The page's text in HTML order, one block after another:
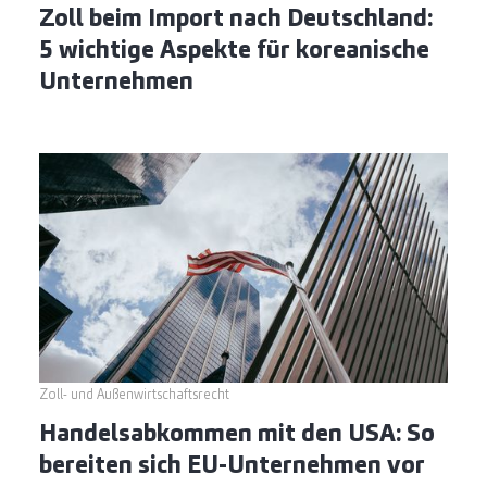
Zoll beim Import nach Deutschland:
5 wichtige Aspekte für koreanische
Unternehmen
Zoll- und Außenwirtschaftsrecht
Handelsabkommen mit den USA: So
bereiten sich EU-Unternehmen vor